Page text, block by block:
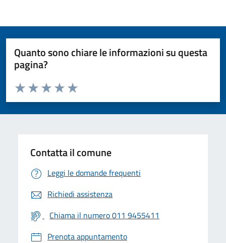
Quanto sono chiare le informazioni su questa
pagina?
Valuta da 1 a 5 stelle la pagina
Valuta 5 stelle su 5
Valuta 4 stelle su 5
Valuta 3 stelle su 5
Valuta 2 stelle su 5
Valuta 1 stelle su 5
Contatta il comune
Leggi le domande frequenti
Richiedi assistenza
Chiama il numero 011 9455411
Prenota appuntamento